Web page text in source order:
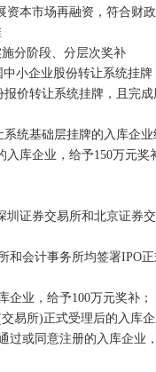
本市场再融资，符合财政
分阶段、分层次奖补
小企业股份转让系统挂牌
转让系统挂牌，且完成
基础层挂牌的入库企业
库企业，给予150万元
证券交易所和北京证券交
会计事务所均签署IPO正
业，给予100万元奖补；
所)正式受理后的入库企
或同意注册的入库企业，